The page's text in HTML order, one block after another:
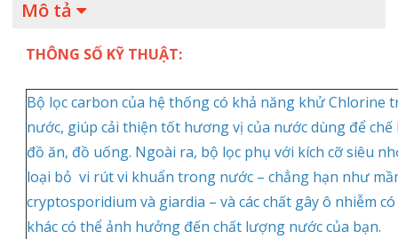
Mô tả
THÔNG SỐ KỸ THUẬT:
Bộ lọc carbon của hệ thống có khả năng khử Chlorine
nước, giúp cải thiện tốt hương vị của nước dùng để chế
đồ ăn, đồ uống. Ngoài ra, bộ lọc phụ với kích cỡ siêu
loại bỏ vi rút vi khuẩn trong nước – chẳng hạn như
cryptosporidium và giardia – và các chất gây ô nhiễm
khác có thể ảnh hưởng đến chất lượng nước của bạn.